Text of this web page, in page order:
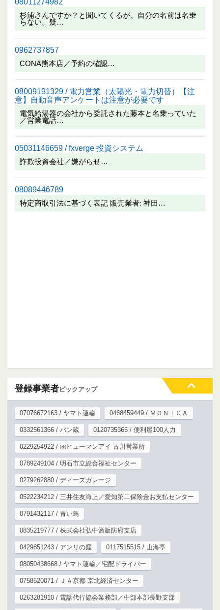
杉浦さんですか？と聞いてくるが、自分の名前は名乗
らない。疑…
0962737857
CONA熊本店／予約の確認…
08009191329 / 電力営業（太陽光・電力切替）【注
意】自動音声アンケートは注意が必要です
電気給湯器の会社から委託された藤本と名乗っていた
／営業電話…
05031146659 / fxverge 投資システム
詐欺投資会社／嫌がらせ…
08089446789
特定商取引法に基づく表記 販売業者: 神田…
登録事業者ピックアップ
07076672163 / ヤマト運輸 0468459449 / ＭＯＮＩＣＡ
0332561366 / バン蔵 0120735365 / 便利屋100人力
0229254922 / ㈱ヒューマンアイ 古川営業所
0789249104 / 明石市立総合福祉センター
0279262880 / ディーズガレージ
0522234212 / 三井住友海上／愛知第二保険金お支払センター
0791432117 / 青い鳥
0835219777 / 株式会社弘中酒販防府支店
0429851243 / アンリの庭 0117515515 / 山海亭
08050438668 / ヤマト運輸／宅配ドライバー
0758520071 / ＪＡ京都 京北経済センター
0263281910 / 電話代行協会業務部／中部本部長野支部